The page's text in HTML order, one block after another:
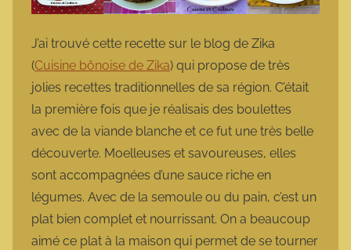
J’ai trouvé cette recette sur le blog de Zika
(Cuisine bônoise de Zika) qui propose de très
jolies recettes traditionnelles de sa région. C’était
la première fois que je réalisais des boulettes
avec de la viande blanche et ce fut une très belle
découverte. Moelleuses et savoureuses, elles
sont accompagnées d’une sauce riche en
légumes. Avec de la semoule ou du pain, c’est un
plat bien complet et nourrissant. On a beaucoup
aimé ce plat à la maison qui permet de se tourner